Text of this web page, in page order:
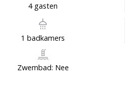
4 gasten
1 badkamers
Zwembad: Nee